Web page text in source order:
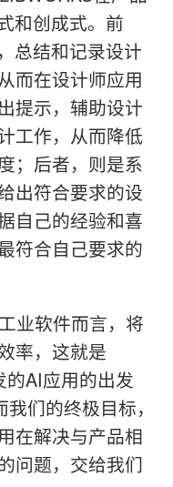
和创成式。前
总结和记录设计
而在设计师应用
提示，辅助设计
工作，从而降低
；后者，则是系
出符合要求的设
自己的经验和喜
符合自己要求的
业软件而言，将
率，这就是
的AI应用的出发
们的终极目标，
在解决与产品相
问题，交给我们